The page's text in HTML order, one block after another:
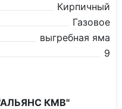
Кирпичный
Газовое
выгребная яма
9
КМВ"